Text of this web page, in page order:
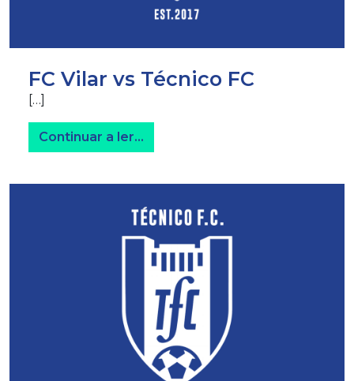
FC Vilar vs Técnico FC
[…]
Continuar a ler…